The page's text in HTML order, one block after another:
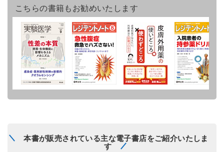
こちらの書籍もお勧めいたします
本書が販売されている主な電子書店をご紹介いたしま
す